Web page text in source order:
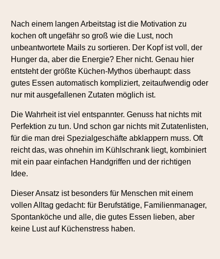
Nach einem langen Arbeitstag ist die Motivation zu
kochen oft ungefähr so groß wie die Lust, noch
unbeantwortete Mails zu sortieren. Der Kopf ist voll, der
Hunger da, aber die Energie? Eher nicht. Genau hier
entsteht der größte Küchen-Mythos überhaupt: dass
gutes Essen automatisch kompliziert, zeitaufwendig oder
nur mit ausgefallenen Zutaten möglich ist.
Die Wahrheit ist viel entspannter. Genuss hat nichts mit
Perfektion zu tun. Und schon gar nichts mit Zutatenlisten,
für die man drei Spezialgeschäfte abklappern muss. Oft
reicht das, was ohnehin im Kühlschrank liegt, kombiniert
mit ein paar einfachen Handgriffen und der richtigen
Idee.
Dieser Ansatz ist besonders für Menschen mit einem
vollen Alltag gedacht: für Berufstätige, Familienmanager,
Spontanköche und alle, die gutes Essen lieben, aber
keine Lust auf Küchenstress haben.